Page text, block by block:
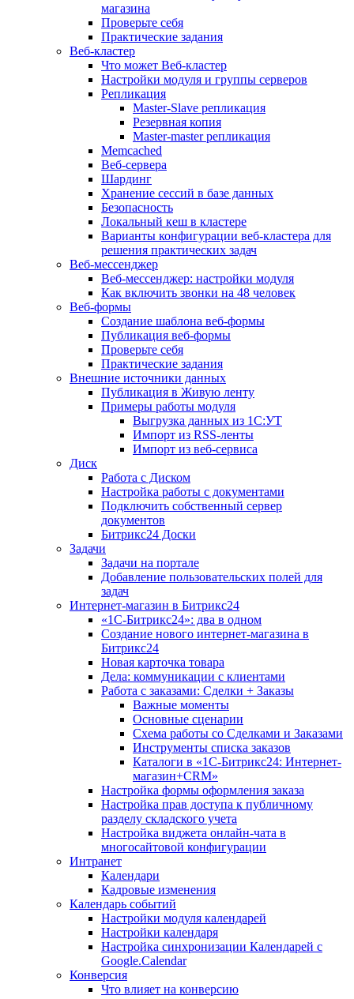
магазина
Проверьте себя
Практические задания
Веб-кластер
Что может Веб-кластер
Настройки модуля и группы серверов
Репликация
Master-Slave репликация
Резервная копия
Master-master репликация
Memcached
Веб-сервера
Шардинг
Хранение сессий в базе данных
Безопасность
Локальный кеш в кластере
Варианты конфигурации веб-кластера для
решения практических задач
Веб-мессенджер
Веб-мессенджер: настройки модуля
Как включить звонки на 48 человек
Веб-формы
Создание шаблона веб-формы
Публикация веб-формы
Проверьте себя
Практические задания
Внешние источники данных
Публикация в Живую ленту
Примеры работы модуля
Выгрузка данных из 1С:УТ
Импорт из RSS-ленты
Импорт из веб-сервиса
Диск
Работа с Диском
Настройка работы с документами
Подключить собственный сервер
документов
Битрикс24 Доски
Задачи
Задачи на портале
Добавление пользовательских полей для
задач
Интернет-магазин в Битрикс24
«1С-Битрикс24»: два в одном
Создание нового интернет-магазина в
Битрикс24
Новая карточка товара
Дела: коммуникации с клиентами
Работа с заказами: Сделки + Заказы
Важные моменты
Основные сценарии
Схема работы со Сделками и Заказами
Инструменты списка заказов
Каталоги в «1С-Битрикс24: Интернет-
магазин+CRM»
Настройка формы оформления заказа
Настройка прав доступа к публичному
разделу складского учета
Настройка виджета онлайн-чата в
многосайтовой конфигурации
Интранет
Календари
Кадровые изменения
Календарь событий
Настройки модуля календарей
Настройки календаря
Настройка синхронизации Календарей с
Google.Calendar
Конверсия
Что влияет на конверсию